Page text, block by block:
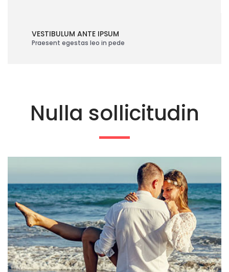
VESTIBULUM ANTE IPSUM
Praesent egestas leo in pede
Nulla sollicitudin